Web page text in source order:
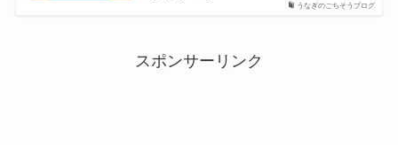
うなぎのごちそうブログ
スポンサーリンク